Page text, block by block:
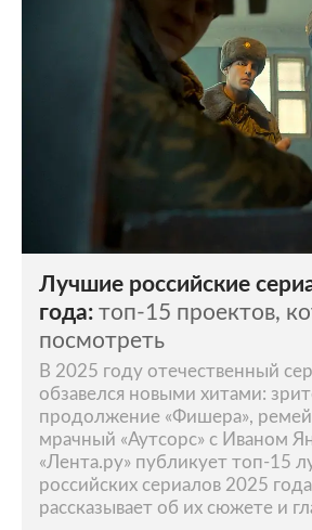
Лучшие российские
года: топ-15 проектов,
посмотреть
В 2025 году отечественный
обзавелся новыми хитами:
продолжение «Фишера»,
мрачный «Аутсорс» с Иваном
«Лента.ру» публикует топ-15
российских сериалов 2025
рассказывает об их сюжете и